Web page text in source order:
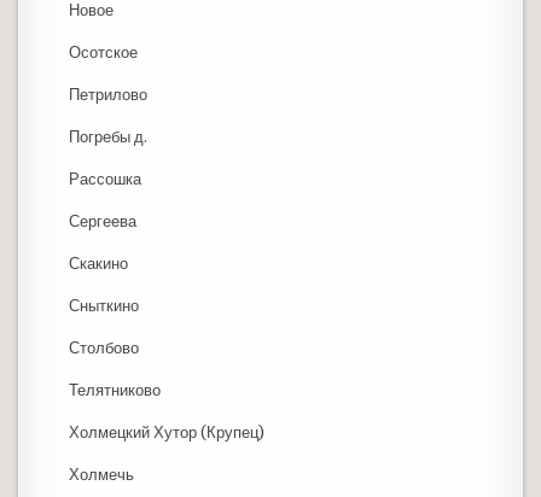
Новое
Осотское
Петрилово
Погребы д.
Рассошка
Сергеева
Скакино
Сныткино
Столбово
Телятниково
Холмецкий Хутор (Крупец)
Холмечь